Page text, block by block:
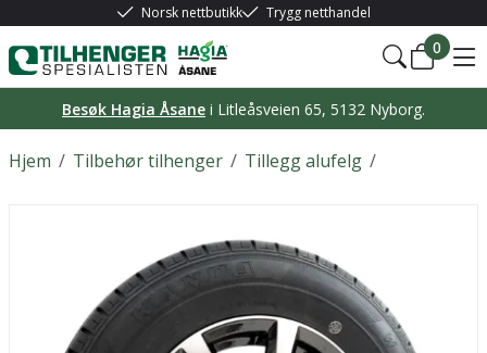
Norsk nettbutikk Trygg netthandel
0
Besøk Hagia Åsane i Litleåsveien 65, 5132 Nyborg.
/
Hjem /
Tilbehør tilhenger /
Tillegg alufelg